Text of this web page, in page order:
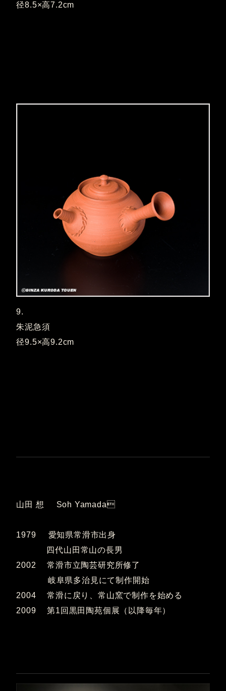
径8.5×高7.2cm
9.
朱泥急須
径9.5×高9.2cm
山田 想 Soh Yamada
1979 愛知県常滑市出身
四代山田常山の長男
2002 常滑市立陶芸研究所修了
岐阜県多治見にて制作開始
2004 常滑に戻り、常山窯で制作を始める
2009 第1回黒田陶苑個展（以降毎年）